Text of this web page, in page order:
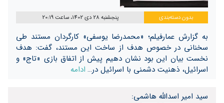
بدون دسته‌بندی پنجشنبه 28 دی 1402، ساعت 20:19
به گزارش عمارفیلم؛ «محمدرضا یوسفی» کارگردان مستند طی
سخنانی در خصوص هدف از ساخت این مستند، گفت: هدف
نخست بیان این بود نشان دهیم پیش از اتفاق بازی «تاج» و
اسرائیل، ذهنیت دشمنی با اسرائیل در… ادامه
سید امیر اسدالله هاشمی: